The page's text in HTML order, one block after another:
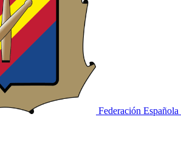
Federación